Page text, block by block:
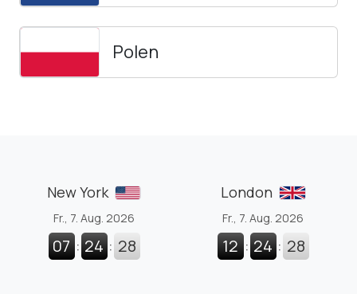
Polen
New York
Fr., 7. Aug. 2026
07 : 24 : 29
London
Fr., 7. Aug. 2026
12 : 24 : 29